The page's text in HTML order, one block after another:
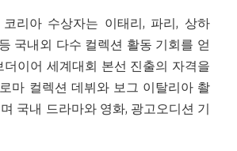
코리아 수상자는 이태리, 파리, 상하
국내외 다수 컬렉션 활동 기회를 얻
더이어 세계대회 본선 진출의 자격을
마 컬렉션 데뷔와 보그 이탈리아 촬
국내 드라마와 영화, 광고오디션 기